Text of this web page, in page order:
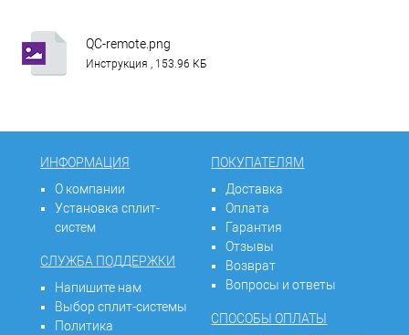
QC-remote.png
Инструкция , 153.96 КБ
ИНФОРМАЦИЯ
О компании
Установка сплит-
систем
СЛУЖБА ПОДДЕРЖКИ
Напишите нам
Выбор сплит-системы
Политика
ПОКУПАТЕЛЯМ
Доставка
Оплата
Гарантия
Отзывы
Возврат
Вопросы и ответы
СПОСОБЫ ОПЛАТЫ